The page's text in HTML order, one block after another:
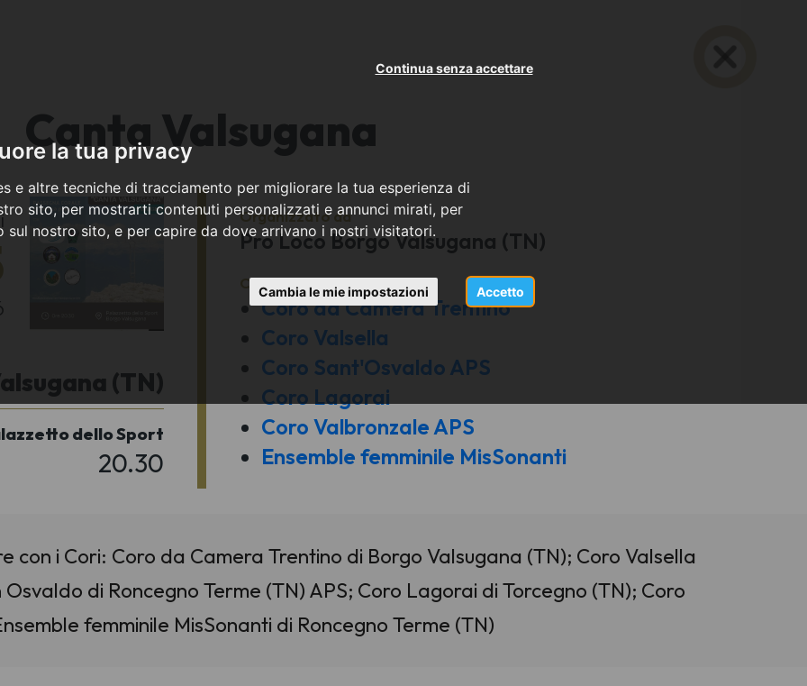
la tua privacy
e altre tecniche di tracciamento per migliorare la tua esperienza di
sito, per mostrarti contenuti personalizzati e annunci mirati, per
sul nostro sito, e per capire da dove arrivano i nostri visitatori.
Accetto
Continua senza accettare
Cambia le mie impostazioni
Canta Valsugana
(TN)
dello Sport
20.30
Organizzato da
Pro Loco Borgo Valsugana (TN)
Con la partecipazione di
Coro da Camera Trentino
Coro Valsella
Coro Sant'Osvaldo APS
Coro Lagorai
Coro Valbronzale APS
Ensemble femminile MisSonanti
con i Cori: Coro da Camera Trentino di Borgo Valsugana (TN); Coro Valsella
di Roncegno Terme (TN) APS; Coro Lagorai di Torcegno (TN); Coro
femminile MisSonanti di Roncegno Terme (TN)